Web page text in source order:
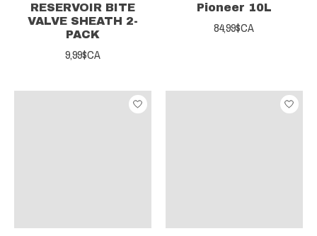
RESERVOIR BITE
VALVE SHEATH 2-
PACK
9,99$CA
Pioneer 10L
84,99$CA